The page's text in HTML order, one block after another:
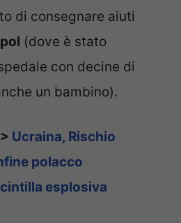
di consegnare aiuti
(dove è stato
con decine di
un bambino).
Ucraina, Rischio
polacco
esplosiva